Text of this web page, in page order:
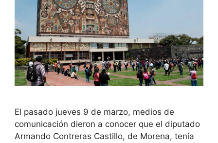
El pasado jueves 9 de marzo, medios de
comunicación dieron a conocer que el diputado
Armando Contreras Castillo, de Morena, tenía